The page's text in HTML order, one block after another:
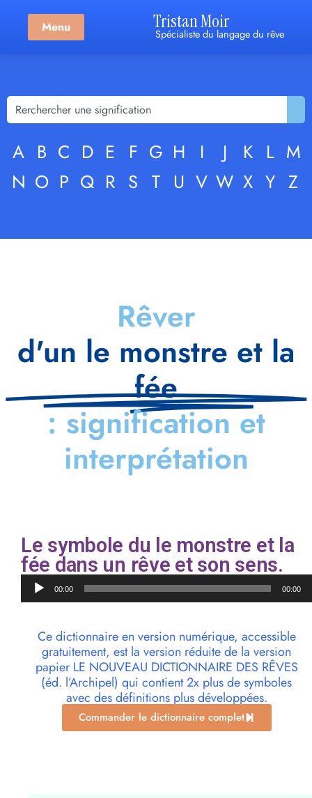
Menu Tristan Moir
Spécialiste du langage du rêve
A B C D E F G H I J K L M
N O P Q R S T U V W X Y Z
Rêver
d'un le monstre et la
fée
: signification et
interprétation
Le symbole du le monstre et la
fée dans un rêve et son sens.
Lecteur
audio00:00 00:00
Ce dictionnaire en version numérique, accessible
gratuitement, est la version réduite de la version
papier LE NOUVEAU DICTIONNAIRE DES RÊVES
(éd. l’Archipel) qui contient 2x plus de symboles
avec des définitions plus développées.
Commander le dictionnaire complet